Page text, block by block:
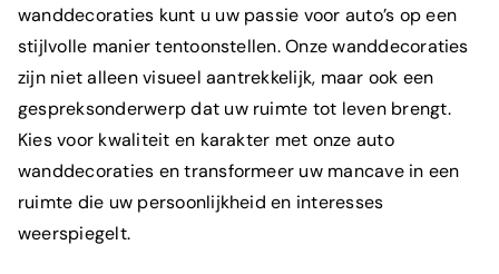
wanddecoraties kunt u uw passie voor auto’s op een
stijlvolle manier tentoonstellen. Onze wanddecoraties
zijn niet alleen visueel aantrekkelijk, maar ook een
gespreksonderwerp dat uw ruimte tot leven brengt.
Kies voor kwaliteit en karakter met onze auto
wanddecoraties en transformeer uw mancave in een
ruimte die uw persoonlijkheid en interesses
weerspiegelt.
Om welk product gaat het?
Toelichting